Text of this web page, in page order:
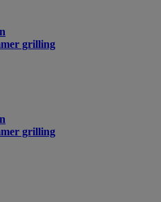
grilling
grilling